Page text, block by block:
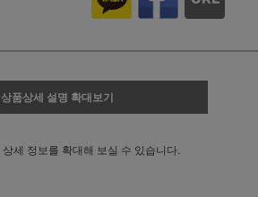
상품상세 설명 확대보기
상세 정보를 확대해 보실 수 있습니다.